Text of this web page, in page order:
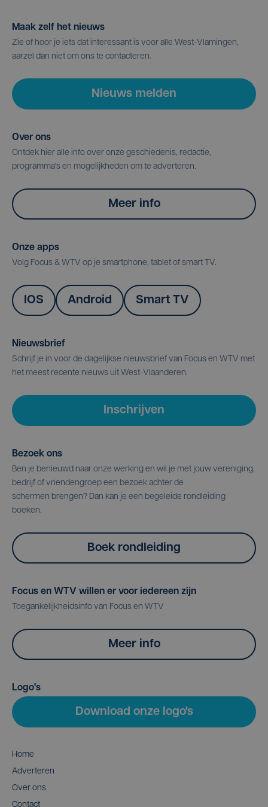
Maak zelf het nieuws
Zie of hoor je iets dat interessant is voor alle West-Vlamingen,
aarzel dan niet om ons te contacteren.
Nieuws melden
Over ons
Ontdek hier alle info over onze geschiedenis, redactie,
programma's en mogelijkheden om te adverteren.
Meer info
Onze apps
Volg Focus & WTV op je smartphone, tablet of smart TV.
IOS Android Smart TV
Nieuwsbrief
Schrijf je in voor de dagelijkse nieuwsbrief van Focus en WTV met
het meest recente nieuws uit West-Vlaanderen.
Inschrijven
Bezoek ons
Ben je benieuwd naar onze werking en wil je met jouw vereniging,
bedrijf of vriendengroep een bezoek achter de
schermen brengen? Dan kan je een begeleide rondleiding
boeken.
Boek rondleiding
Focus en WTV willen er voor iedereen zijn
Toegankelijkheidsinfo van Focus en WTV
Meer info
Logo's
Download onze logo's
Home
Adverteren
Over ons
Contact